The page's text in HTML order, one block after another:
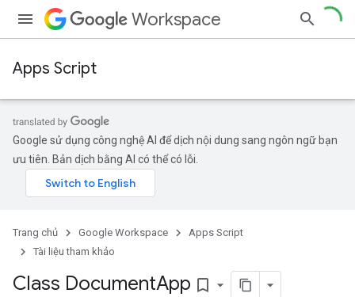
Workspace
Apps Script
Google sử dụng công nghệ AI để dịch nội dung sang ngôn ngữ bạn
ưu tiên. Bản dịch bằng AI có thể có lỗi.
Trang chủ Google Workspace
Apps Script
Tài liệu tham khảo
Class DocumentApp bookmark_border